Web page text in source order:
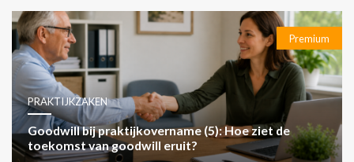
Premium
PRAKTIJKZAKEN
Goodwill bij praktijkovername (5): Hoe ziet de
toekomst van goodwill eruit?